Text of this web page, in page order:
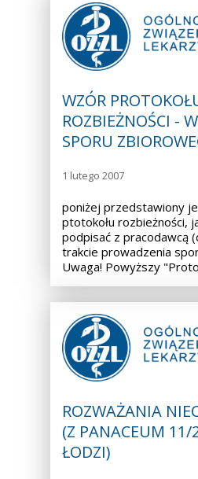
WZÓR
ROZBIEŻNOŚCI -
SPORU
1 lutego 2007
poniżej przedstawiony
ptotokołu rozbieżności,
podpisać z pracodawcą
trakcie prowadzenia
Uwaga! Powyższy
ROZWAŻANIA
(Z PANACEUM
ŁODZI)